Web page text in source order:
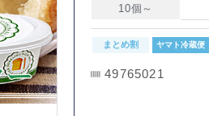
10個～
まとめ割 ヤマト冷蔵便
49765021